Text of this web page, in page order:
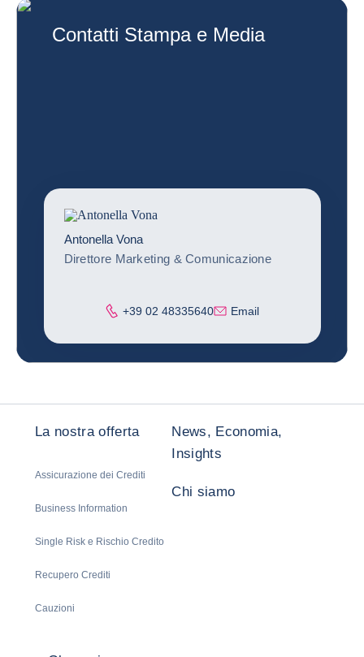
Contatti Stampa e Media
Antonella Vona
Direttore Marketing & Comunicazione
Telefono
+39 02 48335640 Email
La nostra offerta
Assicurazione dei Crediti
Business Information
Single Risk e Rischio Credito
Recupero Crediti
Cauzioni
News, Economia,
Insights
Chi siamo